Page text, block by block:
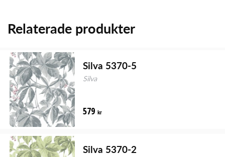
Relaterade produkter
Silva 5370-5
Silva
579 kr
Silva 5370-2